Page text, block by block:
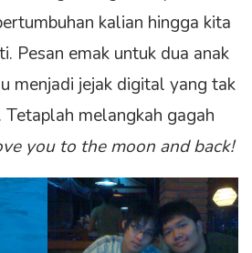
kalian hingga kita
Pesan emak untuk dua anak
menjadi jejak digital yang tak
melangkah gagah
you to the moon and back!